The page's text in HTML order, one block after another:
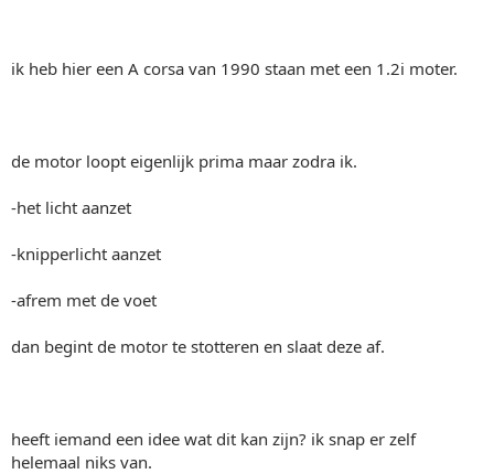
ik heb hier een A corsa van 1990 staan met een 1.2i moter.
de motor loopt eigenlijk prima maar zodra ik.
-het licht aanzet
-knipperlicht aanzet
-afrem met de voet
dan begint de motor te stotteren en slaat deze af.
heeft iemand een idee wat dit kan zijn? ik snap er zelf
helemaal niks van.